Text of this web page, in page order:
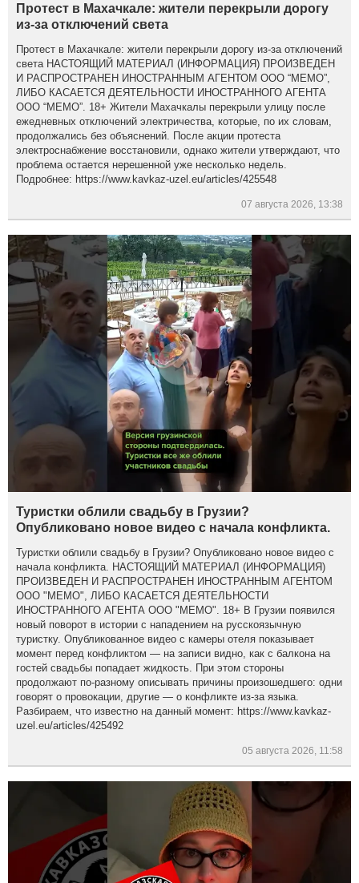
Протест в Махачкале: жители перекрыли дорогу
из-за отключений света
Протест в Махачкале: жители перекрыли дорогу из-за отключений
света НАСТОЯЩИЙ МАТЕРИАЛ (ИНФОРМАЦИЯ) ПРОИЗВЕДЕН
И РАСПРОСТРАНЕН ИНОСТРАННЫМ АГЕНТОМ ООО “МЕМО”,
ЛИБО КАСАЕТСЯ ДЕЯТЕЛЬНОСТИ ИНОСТРАННОГО АГЕНТА
ООО “МЕМО”. 18+ Жители Махачкалы перекрыли улицу после
ежедневных отключений электричества, которые, по их словам,
продолжались без объяснений. После акции протеста
электроснабжение восстановили, однако жители утверждают, что
проблема остается нерешенной уже несколько недель.
Подробнее: https://www.kavkaz-uzel.eu/articles/425548
07 августа 2026, 13:38
Туристки облили свадьбу в Грузии?
Опубликовано новое видео с начала конфликта.
Туристки облили свадьбу в Грузии? Опубликовано новое видео с
начала конфликта. НАСТОЯЩИЙ МАТЕРИАЛ (ИНФОРМАЦИЯ)
ПРОИЗВЕДЕН И РАСПРОСТРАНЕН ИНОСТРАННЫМ АГЕНТОМ
ООО "МЕМО", ЛИБО КАСАЕТСЯ ДЕЯТЕЛЬНОСТИ
ИНОСТРАННОГО АГЕНТА ООО "МЕМО". 18+ В Грузии появился
новый поворот в истории с нападением на русскоязычную
туристку. Опубликованное видео с камеры отеля показывает
момент перед конфликтом — на записи видно, как с балкона на
гостей свадьбы попадает жидкость. При этом стороны
продолжают по-разному описывать причины произошедшего: одни
говорят о провокации, другие — о конфликте из-за языка.
Разбираем, что известно на данный момент: https://www.kavkaz-
uzel.eu/articles/425492
05 августа 2026, 11:58